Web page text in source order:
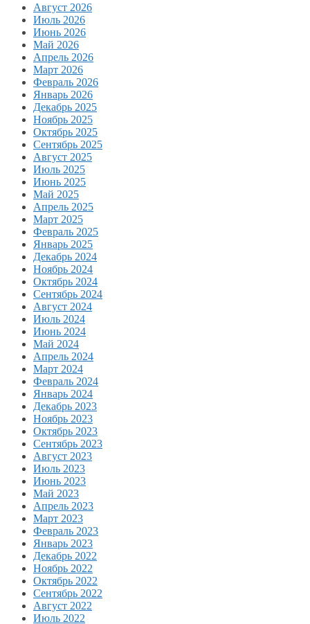
Август 2026
Июль 2026
Июнь 2026
Май 2026
Апрель 2026
Март 2026
Февраль 2026
Январь 2026
Декабрь 2025
Ноябрь 2025
Октябрь 2025
Сентябрь 2025
Август 2025
Июль 2025
Июнь 2025
Май 2025
Апрель 2025
Март 2025
Февраль 2025
Январь 2025
Декабрь 2024
Ноябрь 2024
Октябрь 2024
Сентябрь 2024
Август 2024
Июль 2024
Июнь 2024
Май 2024
Апрель 2024
Март 2024
Февраль 2024
Январь 2024
Декабрь 2023
Ноябрь 2023
Октябрь 2023
Сентябрь 2023
Август 2023
Июль 2023
Июнь 2023
Май 2023
Апрель 2023
Март 2023
Февраль 2023
Январь 2023
Декабрь 2022
Ноябрь 2022
Октябрь 2022
Сентябрь 2022
Август 2022
Июль 2022